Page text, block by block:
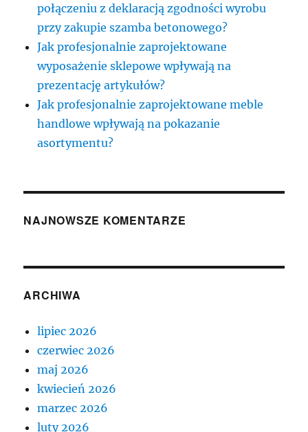
połączeniu z deklaracją zgodności wyrobu
przy zakupie szamba betonowego?
Jak profesjonalnie zaprojektowane
wyposażenie sklepowe wpływają na
prezentację artykułów?
Jak profesjonalnie zaprojektowane meble
handlowe wpływają na pokazanie
asortymentu?
NAJNOWSZE KOMENTARZE
ARCHIWA
lipiec 2026
czerwiec 2026
maj 2026
kwiecień 2026
marzec 2026
luty 2026